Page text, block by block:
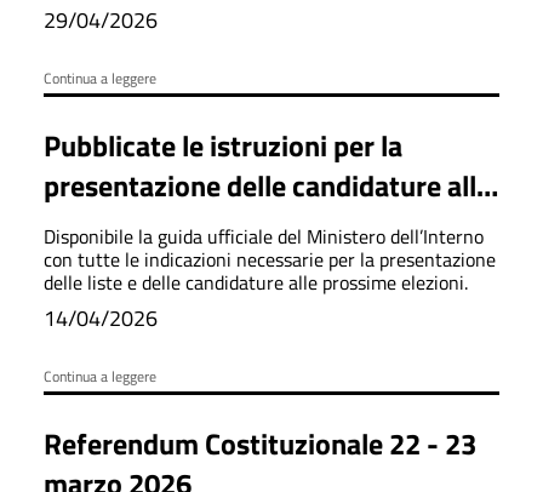
29/04/2026
Continua a leggere
Pubblicate le istruzioni per la
presentazione delle candidature alle
elezioni amministrative
Disponibile la guida ufficiale del Ministero dell’Interno
con tutte le indicazioni necessarie per la presentazione
delle liste e delle candidature alle prossime elezioni.
14/04/2026
Continua a leggere
Referendum Costituzionale 22 - 23